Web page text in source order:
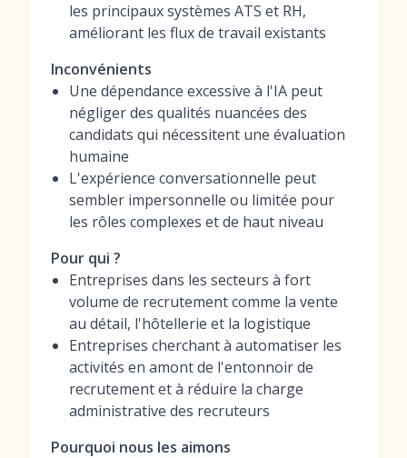
les principaux systèmes ATS et RH,
améliorant les flux de travail existants
Inconvénients
Une dépendance excessive à l'IA peut
négliger des qualités nuancées des
candidats qui nécessitent une évaluation
humaine
L'expérience conversationnelle peut
sembler impersonnelle ou limitée pour
les rôles complexes et de haut niveau
Pour qui ?
Entreprises dans les secteurs à fort
volume de recrutement comme la vente
au détail, l'hôtellerie et la logistique
Entreprises cherchant à automatiser les
activités en amont de l'entonnoir de
recrutement et à réduire la charge
administrative des recruteurs
Pourquoi nous les aimons